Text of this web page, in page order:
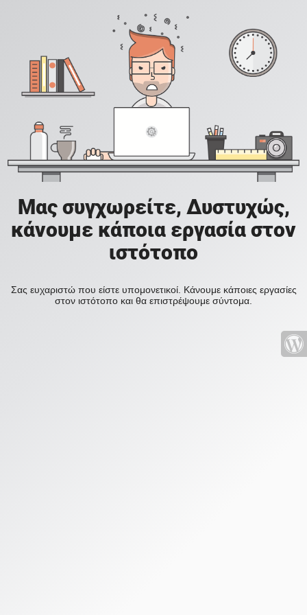
Μας συγχωρείτε, Δυστυχώς,
κάνουμε κάποια εργασία στον
ιστότοπο
Σας ευχαριστώ που είστε υπομονετικοί. Κάνουμε κάποιες εργασίες
στον ιστότοπο και θα επιστρέψουμε σύντομα.